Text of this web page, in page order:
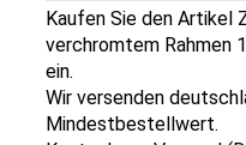
Kaufen Sie den Artikel
verchromtem Rahmen
ein.
Wir versenden
Mindestbestellwert.